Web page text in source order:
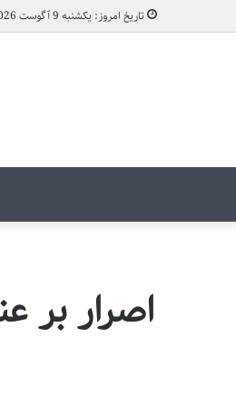
تاریخ امروز: یکشنبه 9 آگوست 2026
اصرار بر